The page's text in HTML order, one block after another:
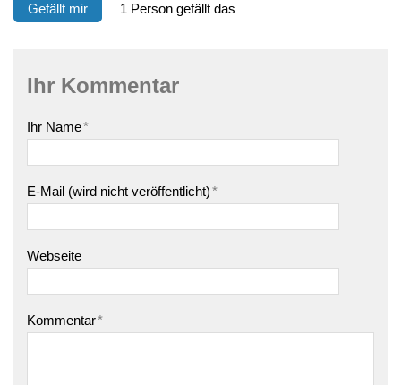
Gefällt mir 1 Person gefällt das
Ihr Kommentar
Ihr Name*
E-Mail (wird nicht veröffentlicht)*
Webseite
Kommentar*